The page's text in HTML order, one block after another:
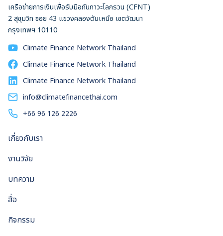
เครือข่ายการเงินเพื่อรับมือกับภาวะโลกรวน (CFNT)
2 สุขุมวิท ซอย 43 แขวงคลองตันเหนือ เขตวัฒนา
กรุงเทพฯ 10110
Climate Finance Network Thailand
Climate Finance Network Thailand
Climate Finance Network Thailand
info@climatefinancethai.com
+66 96 126 2226
เกี่ยวกับเรา
งานวิจัย
บทความ
สื่อ
กิจกรรม